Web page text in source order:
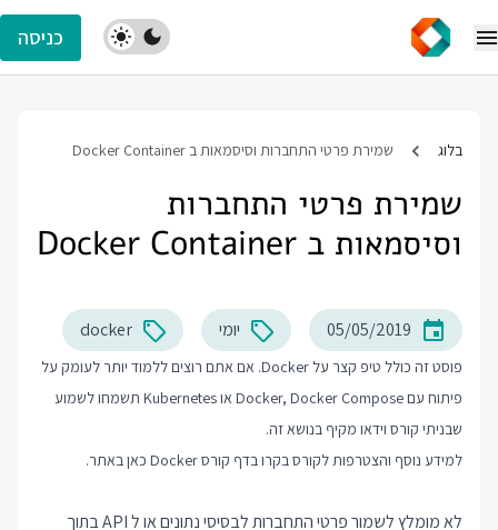
כניסה
בלוג שמירת פרטי התחברות וסיסמאות ב Docker Container
שמירת פרטי התחברות
וסיסמאות ב Docker Container
05/05/2019 יומי docker
פוסט זה כולל טיפ קצר על Docker. אם אתם רוצים ללמוד יותר לעומק על
פיתוח עם Docker, Docker Compose או Kubernetes תשמחו לשמוע
שבניתי קורס וידאו מקיף בנושא זה.
למידע נוסף והצטרפות לקורס בקרו בדף קורס Docker כאן באתר.
לא מומלץ לשמור פרטי התחברות לבסיסי נתונים או ל API בתוך